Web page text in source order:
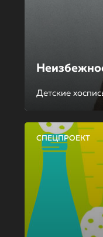
Детские
СПЕЦПРОЕКТ